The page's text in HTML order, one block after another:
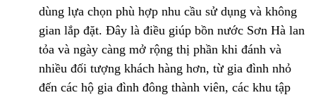
dùng lựa chọn phù hợp nhu cầu sử dụng và không
gian lắp đặt. Đây là điều giúp bồn nước Sơn Hà lan
tỏa và ngày càng mở rộng thị phần khi đánh và
nhiều đối tượng khách hàng hơn, từ gia đình nhỏ
đến các hộ gia đình đông thành viên, các khu tập